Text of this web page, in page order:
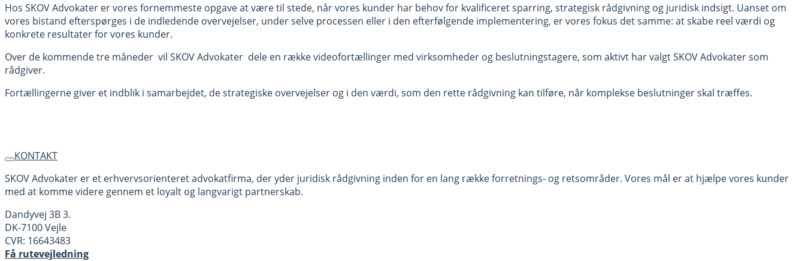
Hos SKOV Advokater er vores fornemmeste opgave at være til stede, når vores kunder har behov for kvalificeret sparring, strategisk rådgivning og juridisk indsigt. Uanset om
vores bistand efterspørges i de indledende overvejelser, under selve processen eller i den efterfølgende implementering, er vores fokus det samme: at skabe reel værdi og
konkrete resultater for vores kunder.
Over de kommende tre måneder vil SKOV Advokater dele en række videofortællinger med virksomheder og beslutningstagere, som aktivt har valgt SKOV Advokater som
rådgiver.
Fortællingerne giver et indblik i samarbejdet, de strategiske overvejelser og i den værdi, som den rette rådgivning kan tilføre, når komplekse beslutninger skal træffes.
KONTAKT
SKOV Advokater er et erhvervsorienteret advokatfirma, der yder juridisk rådgivning inden for en lang række forretnings- og retsområder. Vores mål er at hjælpe vores kunder
med at komme videre gennem et loyalt og langvarigt partnerskab.
Dandyvej 3B 3.
DK-7100 Vejle
CVR: 16643483
Få rutevejledning